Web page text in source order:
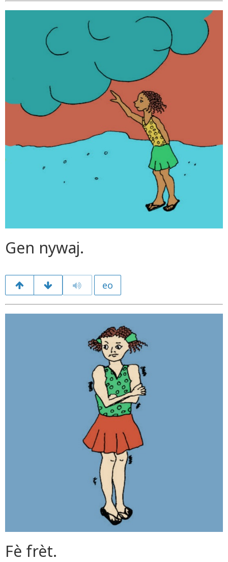
Gen nywaj.
eo
Fè frèt.